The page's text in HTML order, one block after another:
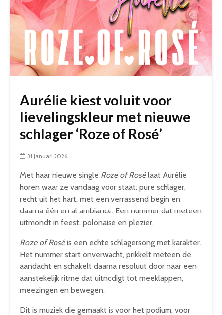
Aurélie kiest voluit voor
lievelingskleur met nieuwe
schlager ‘Roze of Rosé’
31 januari 2026
Met haar nieuwe single Roze of Rosélaat Aurélie
horen waar ze vandaag voor staat: pure schlager,
recht uit het hart, met een verrassend begin en
daarna één en al ambiance. Een nummer dat meteen
uitmondt in feest, polonaise en plezier.
Roze of Roséis een echte schlagersong met karakter.
Het nummer start onverwacht, prikkelt meteen de
aandacht en schakelt daarna resoluut door naar een
aanstekelijk ritme dat uitnodigt tot meeklappen,
meezingen en bewegen.
Dit is muziek die gemaakt is voor het podium, voor